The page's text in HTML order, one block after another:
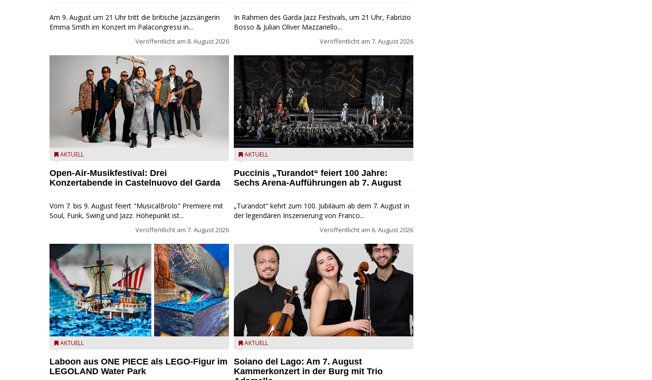
Am 9. August um 21 Uhr tritt die britische Jazzsängerin
Emma Smith im Konzert im Palacongressi in...
Veröffentlicht am 8. August 2026
Castelnuovo del Garda: Die "Dirotta su Cuba" zu Gast
AKTUELL
Open-Air-Musikfestival: Drei
Konzertabende in Castelnuovo del Garda
Vom 7. bis 9. August feiert "MusicalBrolo" Premiere mit
Soul, Funk, Swing und Jazz. Höhepunkt ist...
Veröffentlicht am 7. August 2026
Laboon aus ONE PIECE als LEGO-Figur im LEGOLAND
AKTUELL
Laboon aus ONE PIECE als LEGO-Figur im
LEGOLAND Water Park
In Rahmen des Garda Jazz Festivals, um 21 Uhr, Fabrizio
Bosso & Julian Oliver Mazzariello...
Veröffentlicht am 7. August 2026
Turandot in der Arena von Verona - Ennevi für
AKTUELL
Puccinis „Turandot“ feiert 100 Jahre:
Sechs Arena-Aufführungen ab 7. August
„Turandot“ kehrt zum 100. Jubiläum ab dem 7. August in
der legendären Inszenierung von Franco...
Veröffentlicht am 6. August 2026
Trio Adamello
AKTUELL
Soiano del Lago: Am 7. August
Kammerkonzert in der Burg mit Trio